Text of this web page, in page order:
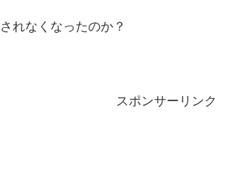
れなくなったのか？
スポンサーリンク